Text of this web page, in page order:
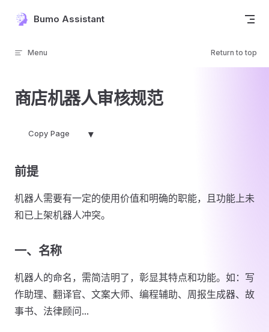
Skip to content
Bumo Assistant
Menu Return to top
商店机器人审核规范
Copy Page ▾
前提
机器人需要有一定的使用价值和明确的职能，且功能上未
和已上架机器人冲突。
一、名称
机器人的命名，需简洁明了，彰显其特点和功能。如：写
作助理、翻译官、文案大师、编程辅助、周报生成器、故
事书、法律顾问...